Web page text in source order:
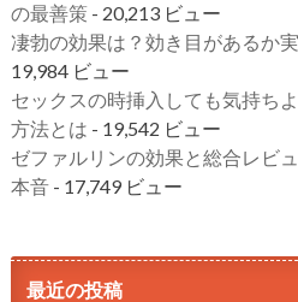
の最善策- 20,213 ビュー
凄勃の効果は？効き目があるか
19,984 ビュー
セックスの時挿入しても気持ち
方法とは - 19,542 ビュー
ゼファルリンの効果と総合レビ
本音- 17,749 ビュー
最近の投稿